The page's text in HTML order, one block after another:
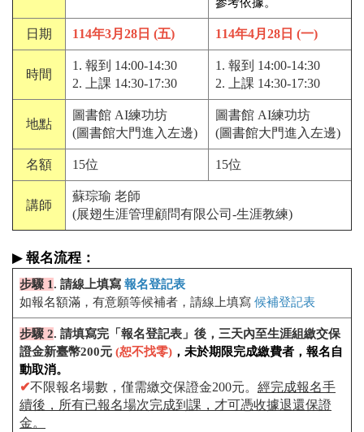
日期 114年3月28日 (五) 114年4月28日 (一)
時間
1. 報到 14:00-14:30
2. 上課 14:30-17:30
1. 報到 14:00-14:30
2. 上課 14:30-17:30
地點
圖書館 AI練功坊
(圖書館大門進入 左邊)
圖書館 AI練功坊
(圖書館大門進入 左邊)
名額 15位 15位
講師
蘇琮瑜 老師
(展翅生涯管理顧問有限公司-生涯教練)
▶ 報名流程：
步驟 1. 請線上填寫 報名登記表
如報名額滿，有意願等候補者，請線上填寫 候補登記表
步驟 2. 請填寫完「報名登記表」後， 三天內至生涯組繳交保
證金新臺幣200元 (恕不找零) ，未於期限完成繳費者，報名自
動取消。
✔不限報名場數，僅需繳交保證金200元。 經完成報名手
續後， 所有已報名場次完成到課，才可憑收據退還保證
金。